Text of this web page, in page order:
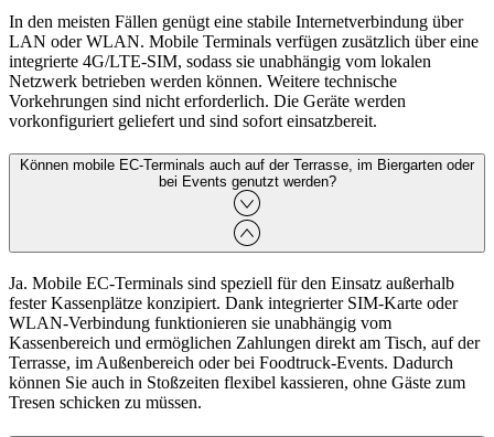
In den meisten Fällen genügt eine stabile Internetverbindung über
LAN oder WLAN. Mobile Terminals verfügen zusätzlich über eine
integrierte 4G/LTE‑SIM, sodass sie unabhängig vom lokalen
Netzwerk betrieben werden können. Weitere technische
Vorkehrungen sind nicht erforderlich. Die Geräte werden
vorkonfiguriert geliefert und sind sofort einsatzbereit.
Können mobile EC‑Terminals auch auf der Terrasse, im Biergarten oder
bei Events genutzt werden?
Ja. Mobile EC‑Terminals sind speziell für den Einsatz außerhalb
fester Kassenplätze konzipiert. Dank integrierter SIM‑Karte oder
WLAN‑Verbindung funktionieren sie unabhängig vom
Kassenbereich und ermöglichen Zahlungen direkt am Tisch, auf der
Terrasse, im Außenbereich oder bei Foodtruck‑Events. Dadurch
können Sie auch in Stoßzeiten flexibel kassieren, ohne Gäste zum
Tresen schicken zu müssen.